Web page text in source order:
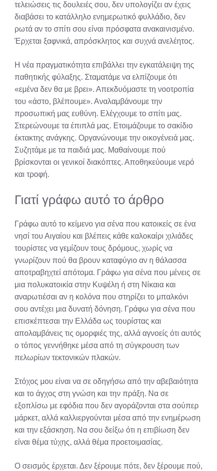
τελειώσεις τις δουλειές σου, δεν υπολογίζει αν έχεις
διαβάσει το κατάλληλο ενημερωτικό φυλλάδιο, δεν
ρωτά αν το σπίτι σου είναι πρόσφατα ανακαινισμένο.
Έρχεται ξαφνικά, απρόσκλητος και συχνά ανελέητος.
Η νέα πραγματικότητα επιβάλλει την εγκατάλειψη της
παθητικής φύλαξης. Σταματάμε να ελπίζουμε ότι
«εμένα δεν θα με βρει». Απεκδυόμαστε τη νοοτροπία
του «άστο, βλέπουμε». Αναλαμβάνουμε την
προσωπική μας ευθύνη. Ελέγχουμε το σπίτι μας.
Στερεώνουμε τα έπιπλά μας. Ετοιμάζουμε το σακίδιο
έκτακτης ανάγκης. Οργανώνουμε την οικογένειά μας.
Συζητάμε με τα παιδιά μας. Μαθαίνουμε πού
βρίσκονται οι γενικοί διακόπτες. Αποθηκεύουμε νερό
και τροφή.
Γιατί γράφω αυτό το άρθρο
Γράφω αυτό το κείμενο για σένα που κατοικείς σε ένα
νησί του Αιγαίου και βλέπεις κάθε καλοκαίρι χιλιάδες
τουρίστες να γεμίζουν τους δρόμους, χωρίς να
γνωρίζουν πού θα βρουν καταφύγιο αν η θάλασσα
αποτραβηχτεί απότομα. Γράφω για σένα που μένεις σε
μια πολυκατοικία στην Κυψέλη ή στη Νίκαια και
αναρωτιέσαι αν η κολόνα που στηρίζει το μπαλκόνι
σου αντέχει μια δυνατή δόνηση. Γράφω για σένα που
επισκέπτεσαι την Ελλάδα ως τουρίστας και
απολαμβάνεις τις ομορφιές της, αλλά αγνοείς ότι αυτός
ο τόπος γεννήθηκε μέσα από τη σύγκρουση των
πελωρίων τεκτονικών πλακών.
Στόχος μου είναι να σε οδηγήσω από την αβεβαιότητα
και το άγχος στη γνώση και την πράξη. Να σε
εξοπλίσω με εφόδια που δεν αγοράζονται στα σούπερ
μάρκετ, αλλά καλλιεργούνται μέσα από την ενημέρωση
και την εξάσκηση. Να σου δείξω ότι η επιβίωση δεν
είναι θέμα τύχης, αλλά θέμα προετοιμασίας.
Ο σεισμός έρχεται. Δεν ξέρουμε πότε, δεν ξέρουμε πού,